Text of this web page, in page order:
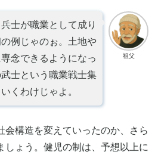
祖父
士が職業として成り
例じゃのぉ。土地や
念できるようになっ
士という職業戦士集
くわけじゃよ。
会構造を変えていったのか、さら
しょう。健児の制は、予想以上に